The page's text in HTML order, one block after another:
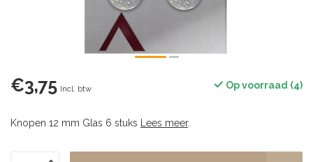
€3,75 Incl. btw Op voorraad (4)
Knopen 12 mm Glas 6 stuks Lees meer.